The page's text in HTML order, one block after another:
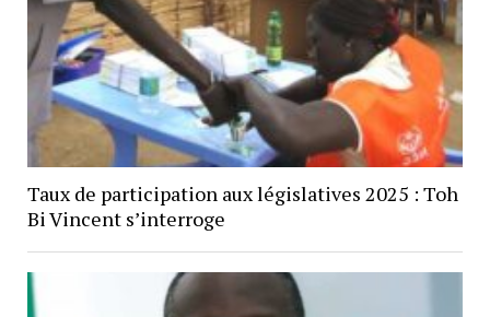
Taux de participation aux législatives 2025 : Toh
Bi Vincent s’interroge